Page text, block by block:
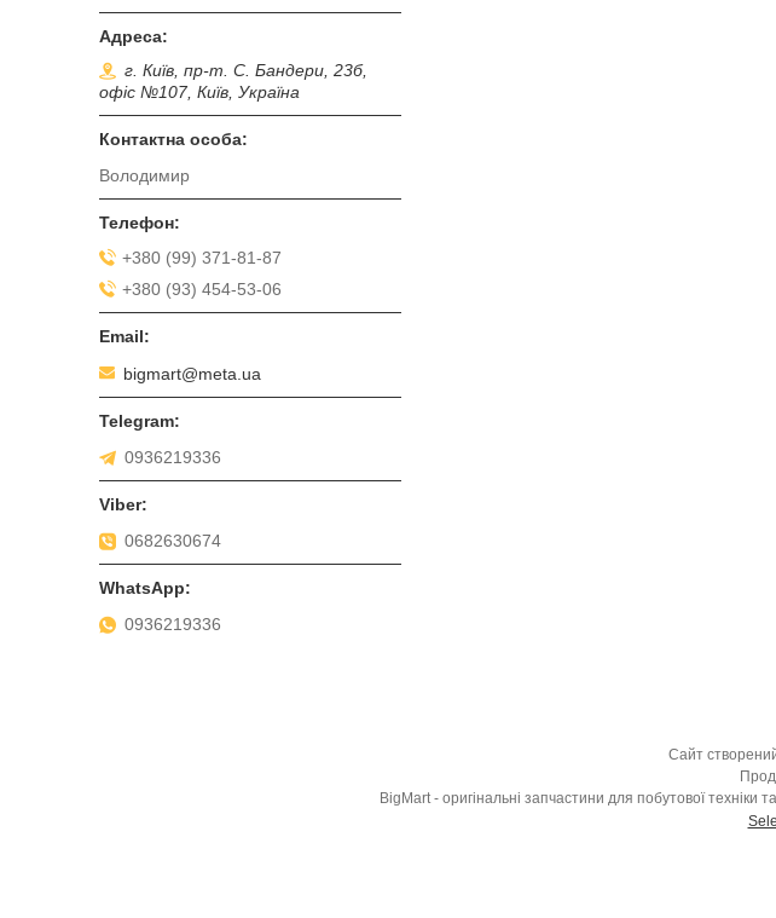
г. Київ, пр-т. С. Бандери, 23б,
офіс №107, Київ, Україна
Володимир
+380 (99) 371-81-87
+380 (93) 454-53-06
bigmart@meta.ua
0936219336
0682630674
0936219336
Сайт